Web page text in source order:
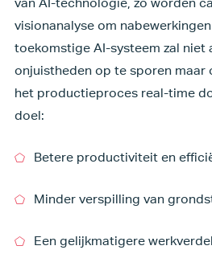
visionanalyse om
toekomstige AI-systeem zal niet
onjuistheden op te sporen maar
het productieproces real-time
doel:
Betere productiviteit en
Minder verspilling van
Een gelijkmatigere